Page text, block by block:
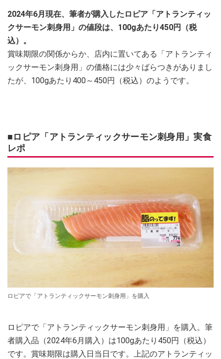
2024年6月現在、筆者が購入したロピア「アトランティッ
クサーモン刺身用」の値段は、100gあたり450円（税
込）。
賞味期限の関係からか、店内に置いてある「アトランティ
ックサーモン刺身用」の価格には少々ばらつきがありまし
たが、100gあたり400～450円（税込）のようです。
■ロピア「アトランティックサーモン刺身用」実食
レポ
ロピアで「アトランティックサーモン刺身用」を購入
ロピアで「アトランティックサーモン刺身用」を購入。筆
者購入品（2024年6月購入）は100gあたり450円（税込）
です。賞味期限は購入日当日です。上記のアトランティッ